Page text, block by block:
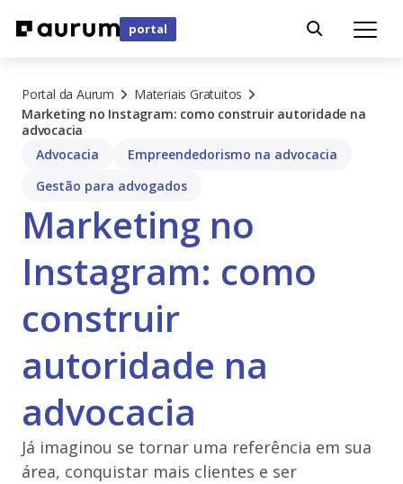
portal
Portal da Aurum
Materiais Gratuitos
Marketing no Instagram: como construir autoridade na
advocacia
Advocacia
Empreendedorismo na advocacia
Gestão para advogados
Marketing no
Instagram: como
construir
autoridade na
advocacia
Já imaginou se tornar uma referência em sua
área, conquistar mais clientes e ser